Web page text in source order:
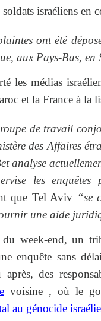
israéliens en
ont été
aux Pays-Bas,
les médias
et la France à la
de travail
des Affaires
analyse
les enquêtes
que Tel Aviv “se
une aide
week-end, un
enquête sans
après, des
voisine , où le
au génocide